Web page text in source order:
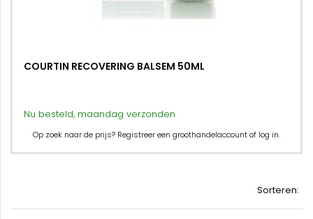
COURTIN RECOVERING BALSEM 50ML
Nu besteld, maandag verzonden
Op zoek naar de prijs? Registreer een groothandelaccount of log in.
Sorteren: